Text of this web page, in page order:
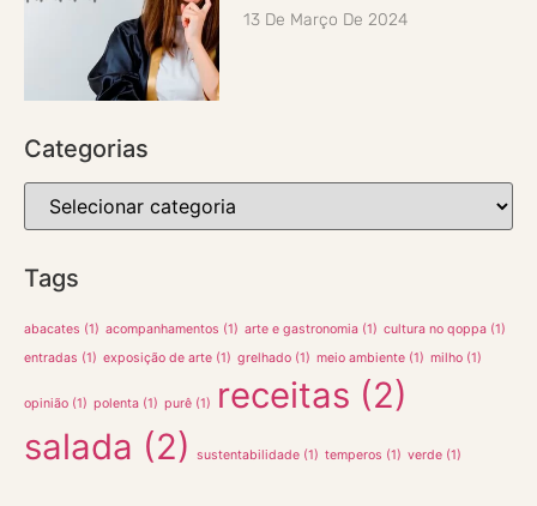
13 De Março De 2024
Categorias
Tags
abacates (1) acompanhamentos (1) arte e gastronomia (1) cultura no qoppa (1)
entradas (1) exposição de arte (1) grelhado (1) meio ambiente (1) milho (1)
opinião (1) polenta (1) purê (1) receitas (2)
salada (2) sustentabilidade (1) temperos (1) verde (1)